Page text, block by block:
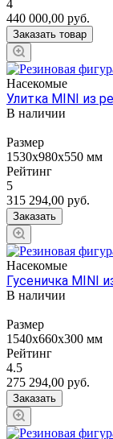
4
440 000,00 руб.
Заказать товар
Насекомые
Улитка MINI из
В наличии
Размер
1530х980х550 мм
Рейтинг
5
315 294,00 руб.
Заказать
Насекомые
Гусеничка MINI
В наличии
Размер
1540х660х300 мм
Рейтинг
4.5
275 294,00 руб.
Заказать